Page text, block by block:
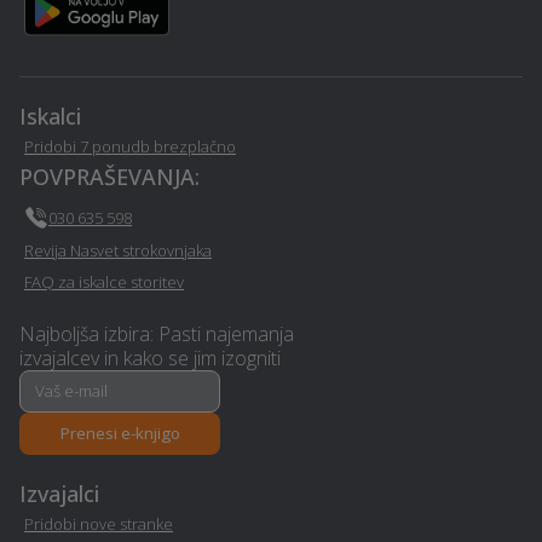
gradec
Nepremičninsko
zavarovanje - Slovenj-
gradec
Toplotne črpalke -
Slovenj-gradec
Izolacija - Slovenj-gradec
Restavriranje pohištva -
Slikopleskarstvo - Slovenj-
Iskalci
Pridobi 7 ponudb brezplačno
POVPRAŠEVANJA:
030 635 598
Revija Nasvet strokovnjaka
FAQ za iskalce storitev
Najboljša izbira: Pasti najemanja
izvajalcev in kako se jim izogniti
Prenesi e-knjigo
Izvajalci
Pridobi nove stranke